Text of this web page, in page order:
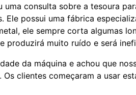
consulta sobre a tesoura
Ele possui uma fábrica
ele sempre corta algumas
produzirá muito ruído e será
da máquina e achou que
clientes começaram a usar